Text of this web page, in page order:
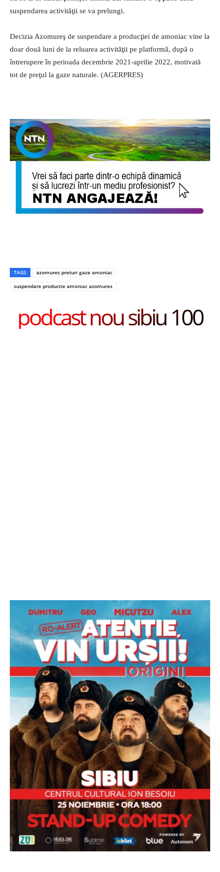
suspendarea activităţii se va prelungi.
Decizia Azomureş de suspendare a producţiei de amoniac vine la
doar două luni de la reluarea activităţii pe platformă, după o
întrerupere în perioada decembrie 2021-aprilie 2022, motivată
tot de preţul la gaze naturale. (AGERPRES)
TAGS
azomures preturi gaze amoniac
suspendare productie amoniac azomures
podcast nou sibiu 100